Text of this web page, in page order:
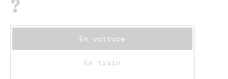
?
En voiture
En train